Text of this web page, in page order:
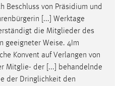
Beschluss von Präsidium und
[...] Werktage
die Mitglieder des
geeigneter Weise. 4Im
Konvent auf Verlangen von
Mitglie- der [...] behandelnde
der Dringlichkeit den